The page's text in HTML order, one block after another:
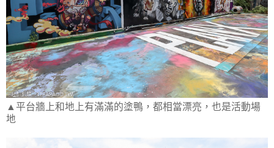
▲平台牆上和地上有滿滿的塗鴨，都相當漂亮，也是活動場
地